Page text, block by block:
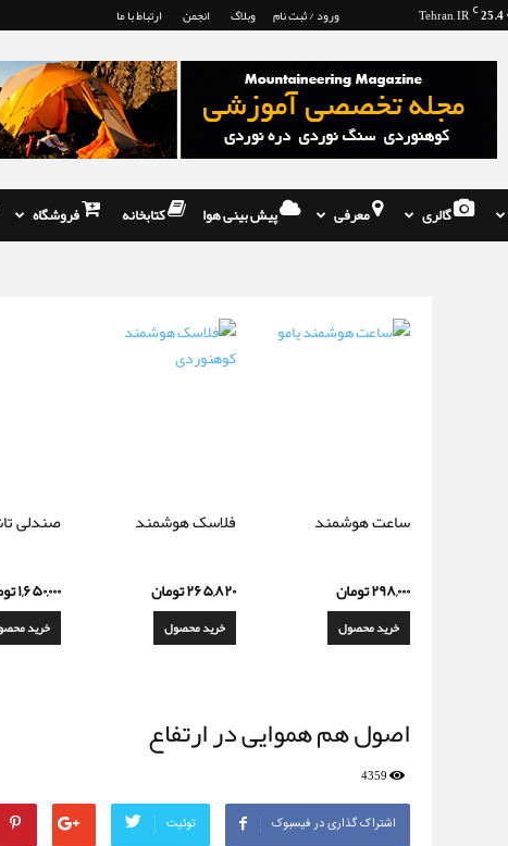
25.4
C
Tehran, IR ورود / ثبت نام وبلاگ انجمن ارتباط با ما
گالری معرفی پیش بینی هوا کتابخانه فروشگاه
ساعت هوشمند
۲۹۸,۰۰۰تومان
خرید محصول
فلاسک هوشمند
۲۶۵,۸۲۰تومان
خرید محصول
صندلی
۱,۶۵۰,۰۰۰
خرید
اصول هم هموایی در ارتفاع
4359
اشتراک گذاری در فیسبوک توئیت